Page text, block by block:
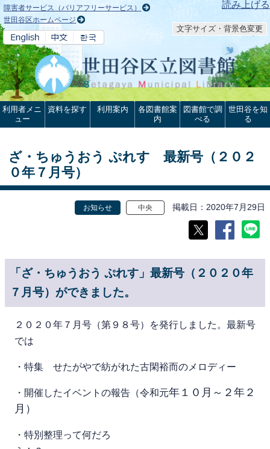
本文へ 読み上げる
障害者サービス（バリアフリーサービス）
世田谷区ホームページ
文字サイズ・背景色変更
利用者メニ
ュー
資料を探す 利用案内
各図書館案
内
図書館で調
べる
世田谷を知
る
ざ・ちゅうおう ぷれす 最新号（２０２
０年７月号）
お知らせ 中央 掲載日 2020年7月29日
「ざ・ちゅうおう ぷれす」最新号（２０２０年
７月号）ができました。
２０２０年７月号（第９８号）を発行しました。最新号
では
・特集 せたがやで紡がれた古閑裕而のメロディー
・開催したイベントの報告（令和元年１０月～２年２
月）
・特別整理って何だろ